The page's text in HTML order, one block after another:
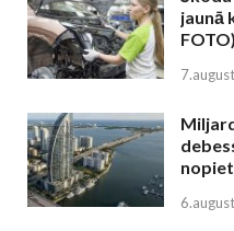
jaunā
FOTO)